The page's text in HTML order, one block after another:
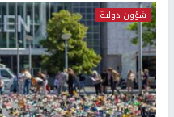
شؤون دولية